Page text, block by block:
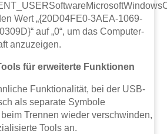
Wert „{20D04FE0-3AEA-1069-
auf „0“, um das Computer-
anzuzeigen.
für erweiterte Funktionen
Funktionalität, bei der USB-
als separate Symbole
Trennen wieder verschwinden,
Tools an.